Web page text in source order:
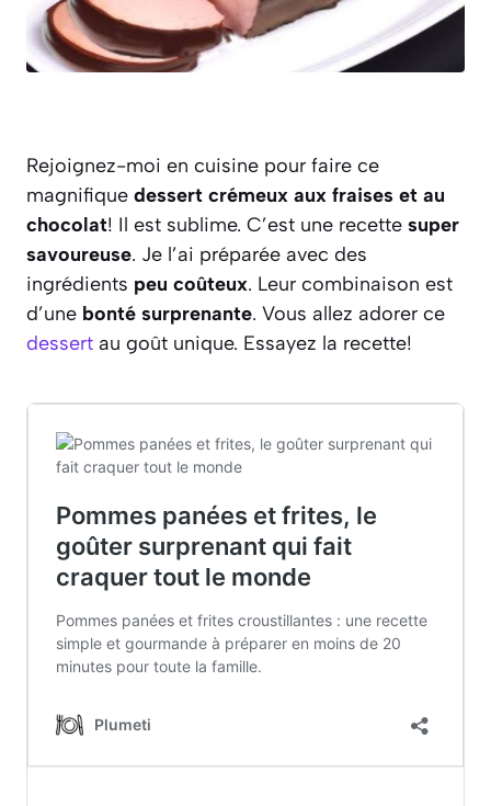
Rejoignez-moi en cuisine pour faire ce
magnifique dessert crémeux aux fraises et au
chocolat! Il est sublime. C’est une recette super
savoureuse. Je l’ai préparée avec des
ingrédients peu coûteux. Leur combinaison est
d’une bonté surprenante. Vous allez adorer ce
dessert au goût unique. Essayez la recette!